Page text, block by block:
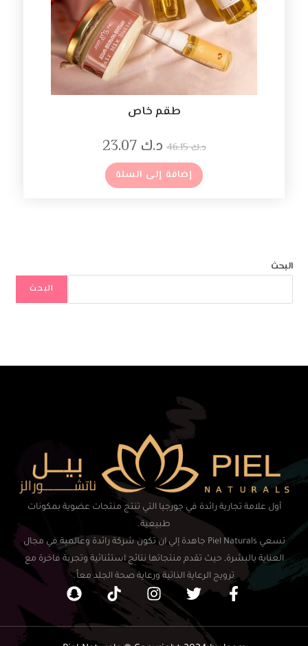
طقم خاص
د.ك46.15 د.ك 23.07
إضافة إلى السلة
البحث
البحث
أول علامة تجارية رائدة في جورجيا التي تنتج منتجات عضوية بمكونات
طبيعية.
تسعي Piel Naturals جاهدة إلي ان تكون شركة رائدة وعالمية في مجال
العناية بالبشرة, حيث تقدم منتجاتها نتائج استثنائية وتجربة فاخرة مع
ترويج الرعاية الذاتية ورعاية صحة الجلد معاً.